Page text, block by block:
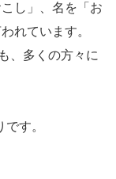
し」、名を「お
れています。
、多くの方々に
す。